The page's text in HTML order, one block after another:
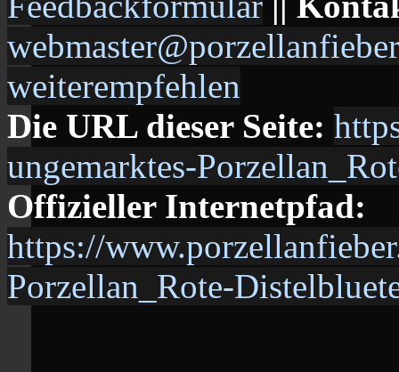
weiterempfehlen
Die URL dieser Seite:
ungemarktes-
Offizieller Internetpfad:
https://
Porzellan_Rote-